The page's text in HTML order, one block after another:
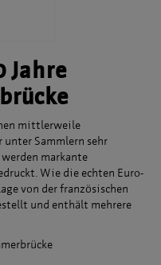
Jahre
mittlerweile
Sammlern sehr
markante
Wie die echten Euro-
von der französischen
und enthält mehrere